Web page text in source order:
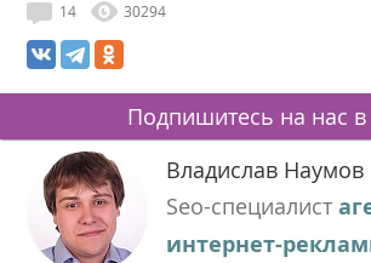
14 30294
Подпишитесь на нас в
Владислав Наумов
Seo-специалист
интернет-